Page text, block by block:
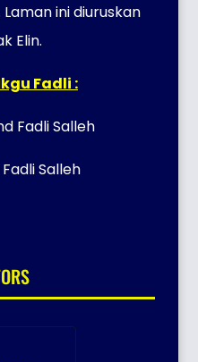
ini diuruskan
Elin.
Fadli :
Fadli Salleh
Salleh